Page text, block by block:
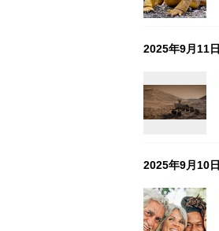
2025年9月11日
2025年9月10日